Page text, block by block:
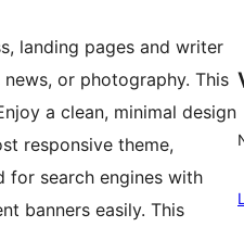
landing pages and writer
or photography. This
a clean, minimal design
responsive theme,
for search engines with
banners easily. This